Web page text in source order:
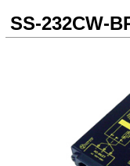
SS-232CW-